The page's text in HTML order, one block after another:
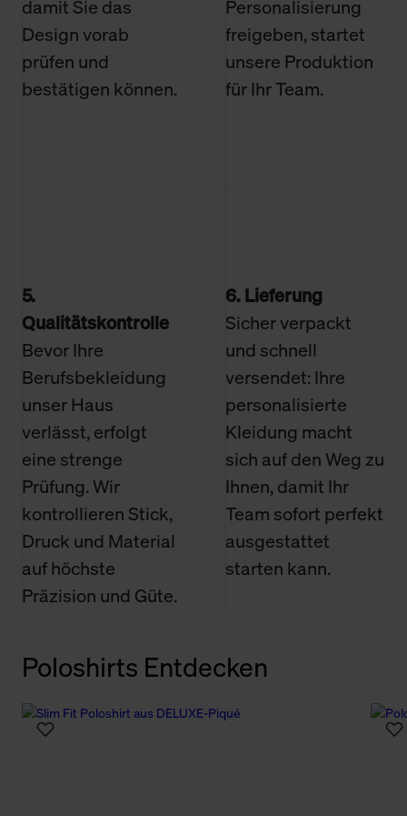
damit Sie das
Design vorab
prüfen und
bestätigen können.
Personalisierung
freigeben, startet
unsere Produktion
für Ihr Team.
5.
Qualitätskontrolle
Bevor Ihre
Berufsbekleidung
unser Haus
verlässt, erfolgt
eine strenge
Prüfung. Wir
kontrollieren Stick,
Druck und Material
auf höchste
Präzision und Güte.
6. Lieferung
Sicher verpackt
und schnell
versendet: Ihre
personalisierte
Kleidung macht
sich auf den Weg zu
Ihnen, damit Ihr
Team sofort perfekt
ausgestattet
starten kann.
Poloshirts Entdecken